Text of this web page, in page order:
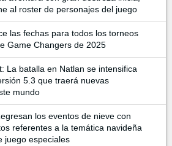
al roster de personajes del juego
las fechas para todos los torneos
Game Changers de 2025
La batalla en Natlan se intensifica
5.3 que traerá nuevas
mundo
los eventos de nieve con
referentes a la temática navideña
juego especiales